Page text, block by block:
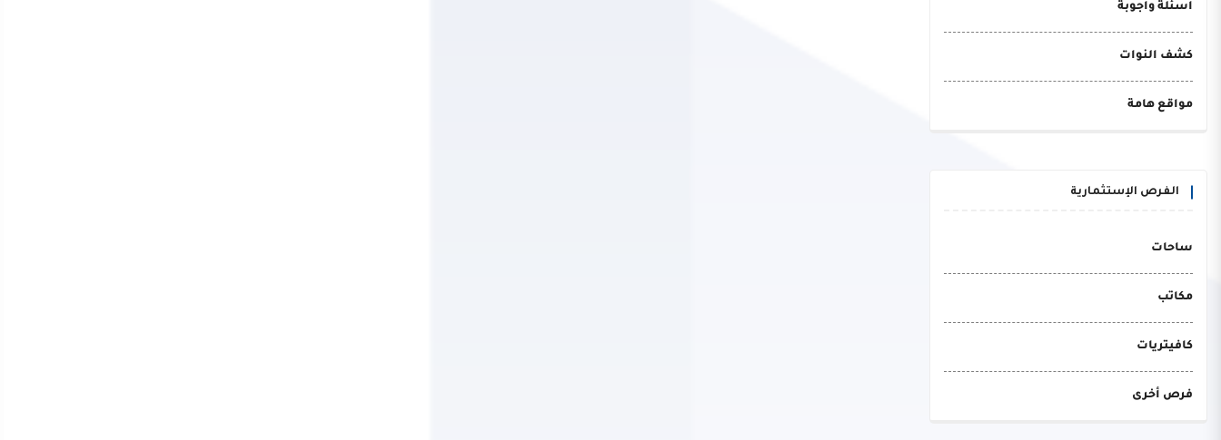
اسئلة واجوبة
كشف النوات
مواقع هامة
الفرص الإستثمارية
ساحات
مكاتب
كافيتريات
فرص أخرى